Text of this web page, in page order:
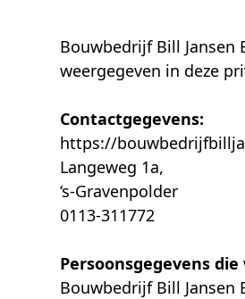
Bouwbedrijf Bill Jansen
weergegeven in deze
Contactgegevens:
https://
Langeweg 1a,
‘s-Gravenpolder
0113-311772
Persoonsgegevens
Bouwbedrijf Bill Jansen